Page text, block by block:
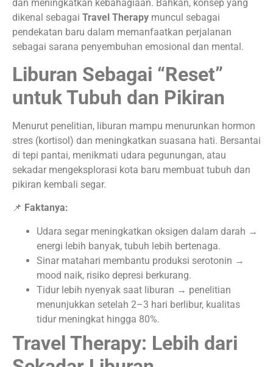
dan meningkatkan kebahagiaan. Bahkan, konsep yang
dikenal sebagai Travel Therapy muncul sebagai
pendekatan baru dalam memanfaatkan perjalanan
sebagai sarana penyembuhan emosional dan mental.
Liburan Sebagai “Reset”
untuk Tubuh dan Pikiran
Menurut penelitian, liburan mampu menurunkan hormon
stres (kortisol) dan meningkatkan suasana hati. Bersantai
di tepi pantai, menikmati udara pegunungan, atau
sekadar mengeksplorasi kota baru membuat tubuh dan
pikiran kembali segar.
📌 Faktanya:
Udara segar meningkatkan oksigen dalam darah →
energi lebih banyak, tubuh lebih bertenaga.
Sinar matahari membantu produksi serotonin →
mood naik, risiko depresi berkurang.
Tidur lebih nyenyak saat liburan → penelitian
menunjukkan setelah 2–3 hari berlibur, kualitas
tidur meningkat hingga 80%.
Travel Therapy: Lebih dari